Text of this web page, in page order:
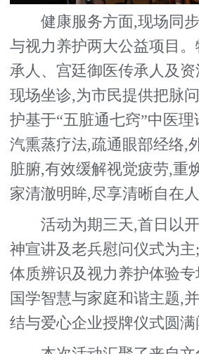
健康服务方面,现场同步
与视力养护两大公益项目
承人、宫廷御医传承人及
现场坐诊,为市民提供把脉
护基于“五脏通七窍”中医
汽熏蒸疗法,疏通眼部经络,
脏腑,有效缓解视觉疲劳,重
家清澈明眸,尽享清晰自在人
活动为期三天,首日以开
神宣讲及老兵慰问仪式为
体质辨识及视力养护体验
国学智慧与家庭和谐主题,
结与爱心企业授牌仪式圆满